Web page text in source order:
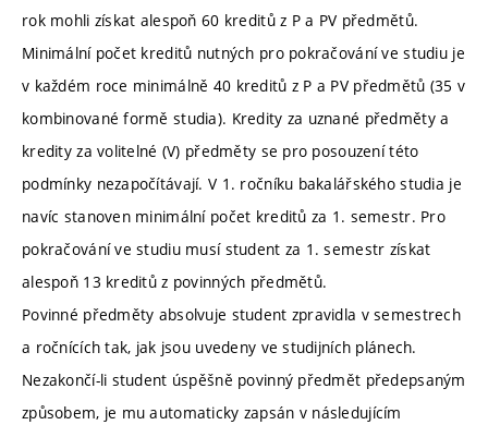
rok mohli získat alespoň 60 kreditů z P a PV předmětů.
Minimální počet kreditů nutných pro pokračování ve studiu je
v každém roce minimálně 40 kreditů z P a PV předmětů (35 v
kombinované formě studia). Kredity za uznané předměty a
kredity za volitelné (V) předměty se pro posouzení této
podmínky nezapočítávají. V 1. ročníku bakalářského studia je
navíc stanoven minimální počet kreditů za 1. semestr. Pro
pokračování ve studiu musí student za 1. semestr získat
alespoň 13 kreditů z povinných předmětů.
Povinné předměty absolvuje student zpravidla v semestrech
a ročnících tak, jak jsou uvedeny ve studijních plánech.
Nezakončí-li student úspěšně povinný předmět předepsaným
způsobem, je mu automaticky zapsán v následujícím